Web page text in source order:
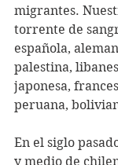
migrantes.
torrente de
española,
palestina,
japonesa,
peruana,
En el siglo
y medio de